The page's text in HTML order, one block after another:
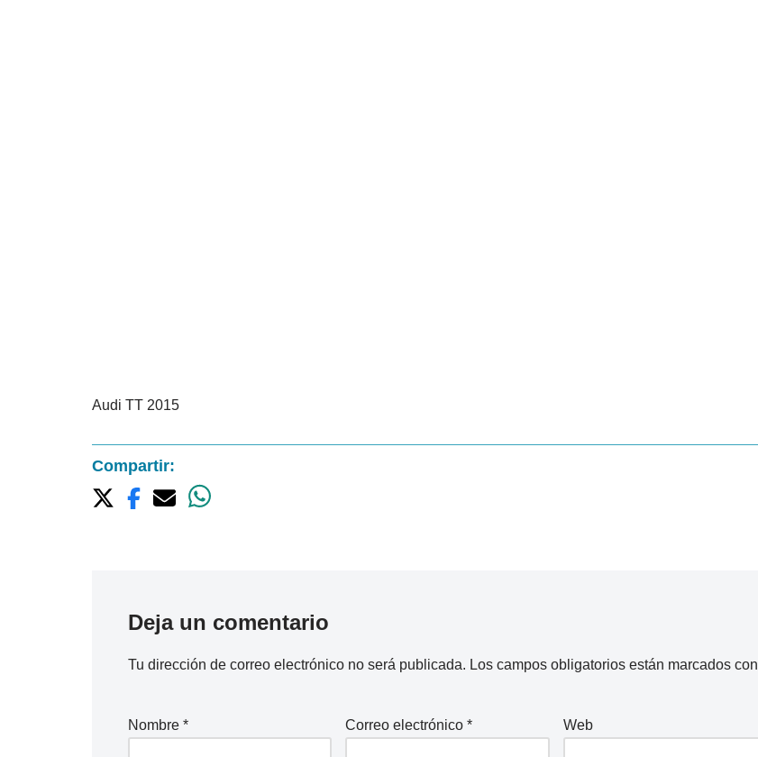
Audi TT 2015
Compartir:
Deja un comentario
Tu dirección de correo electrónico no será publicada. Los campos obligatorios están marcados con
Nombre * Correo electrónico* Web